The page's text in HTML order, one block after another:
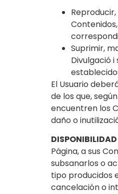
Suprimir,
Divulgació
El Usuario
de los que,
encuentren los
daño o
Página, a sus
subsanarlos o
tipo producidos
cancelación o